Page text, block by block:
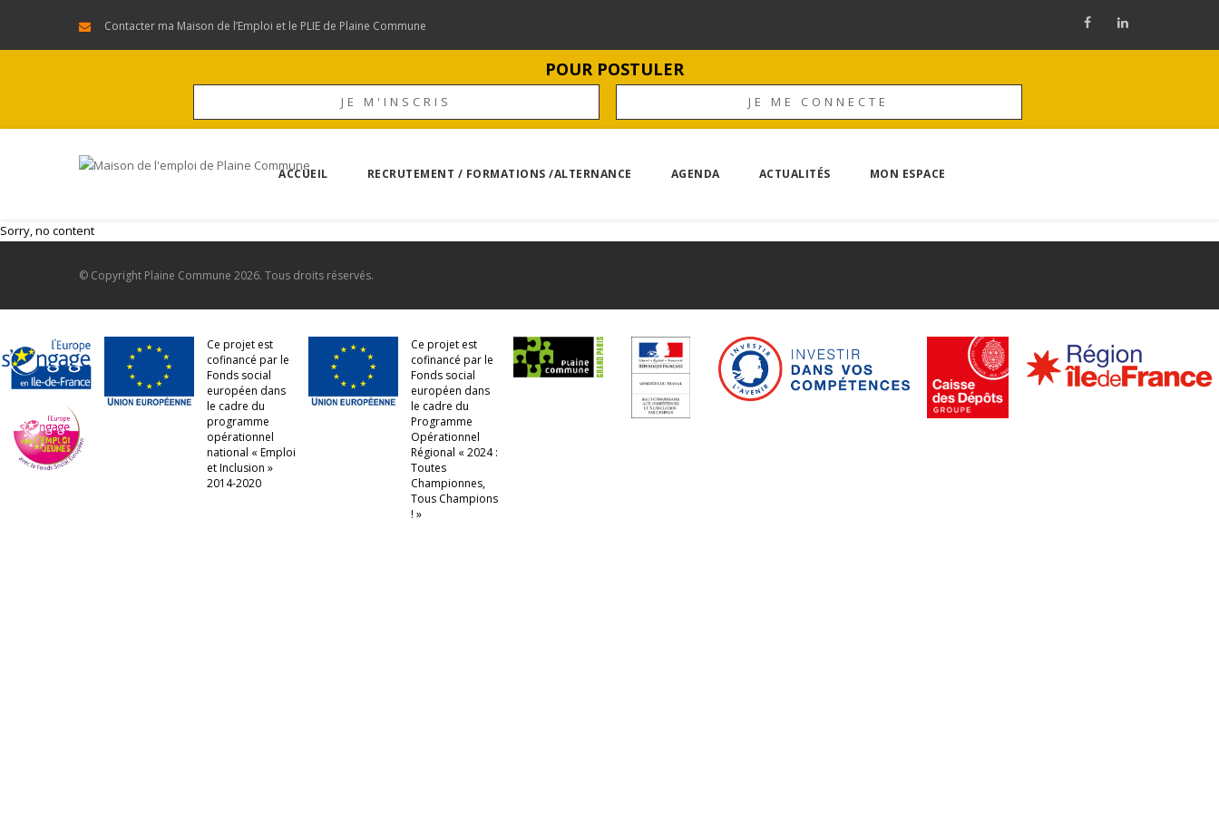
Contacter ma Maison de l’Emploi et le PLIE de Plaine Commune
POUR POSTULER
JE M'INSCRIS JE ME CONNECTE
ACCUEIL RECRUTEMENT / FORMATIONS /ALTERNANCE AGENDA ACTUALITÉS MON ESPACE
Sorry, no content
© Copyright Plaine Commune 2026. Tous droits réservés.
Ce projet est
cofinancé par le
Fonds social
européen dans
le cadre du
programme
opérationnel
national « Emploi
et Inclusion »
2014-2020
Ce projet est
cofinancé par le
Fonds social
européen dans
le cadre du
Programme
Opérationnel
Régional « 2024 :
Toutes
Championnes,
Tous Champions
! »